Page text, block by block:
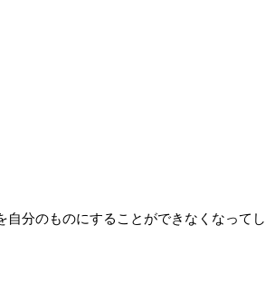
分のものにすることができなくなってし